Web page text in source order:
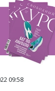
09:58